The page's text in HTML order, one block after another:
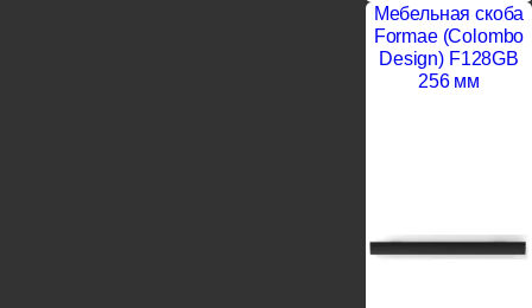
Мебельная скоба
Formae (Colombo
Design) F128GB
256 мм